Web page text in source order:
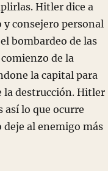
Hitler dice a
consejero personal
bombardeo de las
de la
la capital para
la destrucción. Hitler
así lo que ocurre
deje al enemigo más